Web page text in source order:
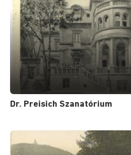
Dr. Preisich Szanatórium